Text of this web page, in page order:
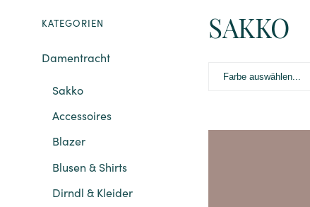
KATEGORIEN
Damentracht
Sakko
Accessoires
Blazer
Blusen & Shirts
Dirndl & Kleider
SAKKO
Farbe auswählen...